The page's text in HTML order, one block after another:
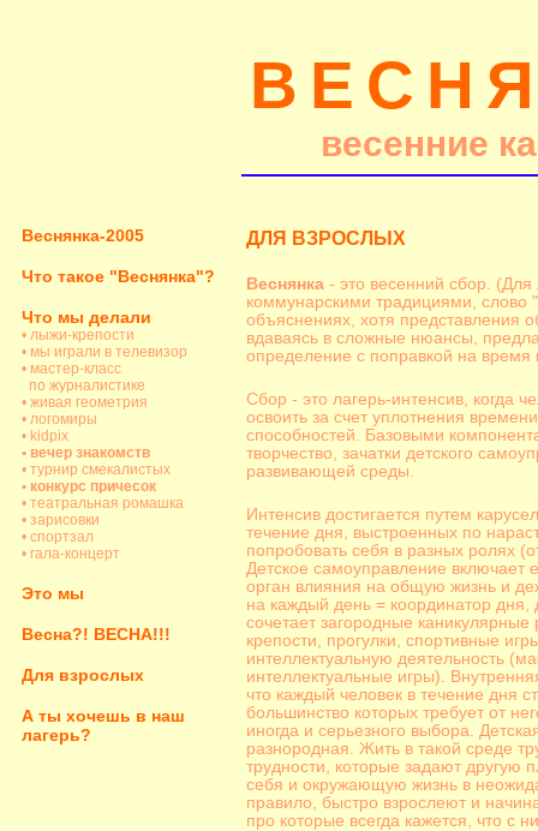
весенние
Веснянка-2005
Что такое "Веснянка"?
Что мы делали
• лыжи-крепости
• мы играли в телевизор
• мастер-класс
по журналистике
• живая геометрия
• логомиры
• kidpix
• вечер знакомств
• турнир смекалистых
• конкурс причесок
• театральная ромашка
• зарисовки
• спортзал
• гала-концерт
Это мы
Весна?! ВЕСНА!!!
Для взрослых
А ты хочешь в наш
лагерь?
ДЛЯ ВЗРОСЛЫХ
Веснянка- это весенний сбор.
коммунарскими традициями, слово
объяснениях, хотя представления
вдаваясь в сложные нюансы,
определение с поправкой на время
Сбор - это лагерь-интенсив, когда
освоить за счет уплотнения
способностей. Базовыми
творчество, зачатки детского
развивающей среды.
Интенсив достигается путем
течение дня, выстроенных по
попробовать себя в разных ролях
Детское самоуправление
орган влияния на общую жизнь и
на каждый день = координатор
сочетает загородные
крепости, прогулки, спортивные
интеллектуальную деятельность
интеллектуальные игры).
что каждый человек в течение дня
большинство которых требует от
иногда и серьезного выбора.
разнородная. Жить в такой среде
трудности, которые задают другую
себя и окружающую жизнь в
правило, быстро взрослеют и
про которые всегда кажется, что с